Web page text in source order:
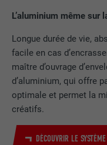
L’aluminium même sur
Longue durée de vie,
facile en cas
maître d’ouvrage
d’aluminium, qui offre
optimale et permet la
créatifs.
DÉCOUVRIR LE
NOM
FOURNISSEUR
EXPIRATION 15
UTILITÉ